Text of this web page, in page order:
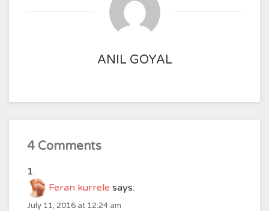
ANIL GOYAL
4 Comments
Feran kurrele says:
July 11, 2016 at 12:24 am